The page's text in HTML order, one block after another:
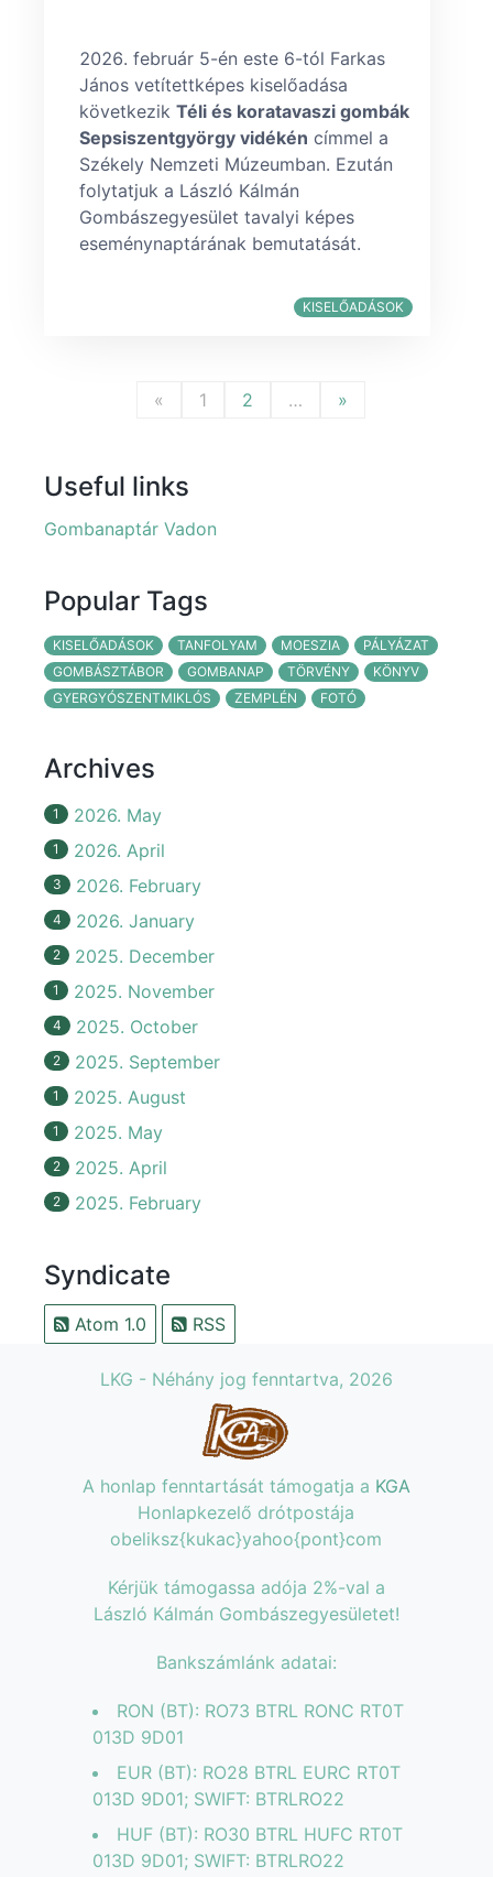
február 5-én este 6-tól Farkas
János vetítettképes kiselőadása
következik Téli és koratavaszi gombák
Sepsiszentgyörgy vidékén címmel a
Székely Nemzeti Múzeumban. Ezután
folytatjuk a László Kálmán
Gombászegyesület tavalyi képes
eseménynaptárának bemutatását.
KISELŐADÁSOK
« 1 2 … »
Useful links
Gombanaptár Vadon
Popular Tags
KISELŐADÁSOK TANFOLYAM MOESZIA
PÁLYÁZAT
GOMBÁSZTÁBOR
GOMBANAP TÖRVÉNY
KÖNYV
GYERGYÓSZENTMIKLÓS
ZEMPLÉN FOTÓ
Archives
1 2026. May
1 2026. April
3 2026. February
4 2026. January
2 2025. December
1 2025. November
4 2025. October
2 2025. September
1 2025. August
1 2025. May
2 2025. April
2 2025. February
Syndicate
Atom 1.0 RSS
LKG - Néhány jog fenntartva, 2026
A honlap fenntartását támogatja a KGA
Honlapkezelő drótpostája
obeliksz{kukac}yahoo{pont}com
Kérjük támogassa adója 2%-val a
László Kálmán Gombászegyesületet!
Bankszámlánk adatai:
RON (BT): RO73 BTRL RONC RT0T
013D 9D01
EUR (BT): RO28 BTRL EURC RT0T
013D 9D01; SWIFT: BTRLRO22
HUF (BT): RO30 BTRL HUFC RT0T
013D 9D01; SWIFT: BTRLRO22